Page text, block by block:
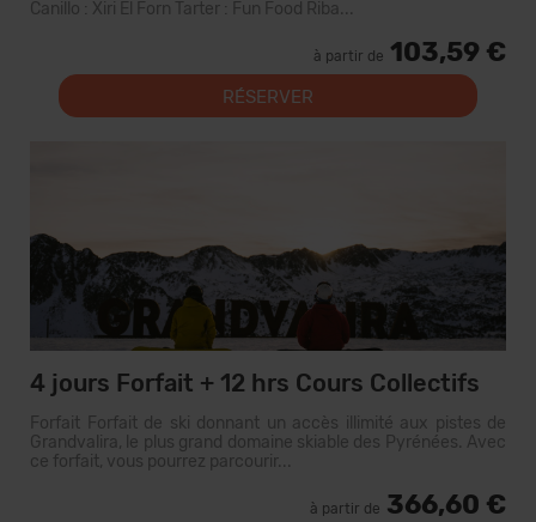
Canillo : Xiri El Forn Tarter : Fun Food Riba...
à partir de 103,59 €
RÉSERVER
4 jours Forfait + 12 hrs Cours Collectifs
Forfait Forfait de ski donnant un accès illimité aux pistes de
Grandvalira, le plus grand domaine skiable des Pyrénées. Avec
ce forfait, vous pourrez parcourir...
à partir de 366,60 €